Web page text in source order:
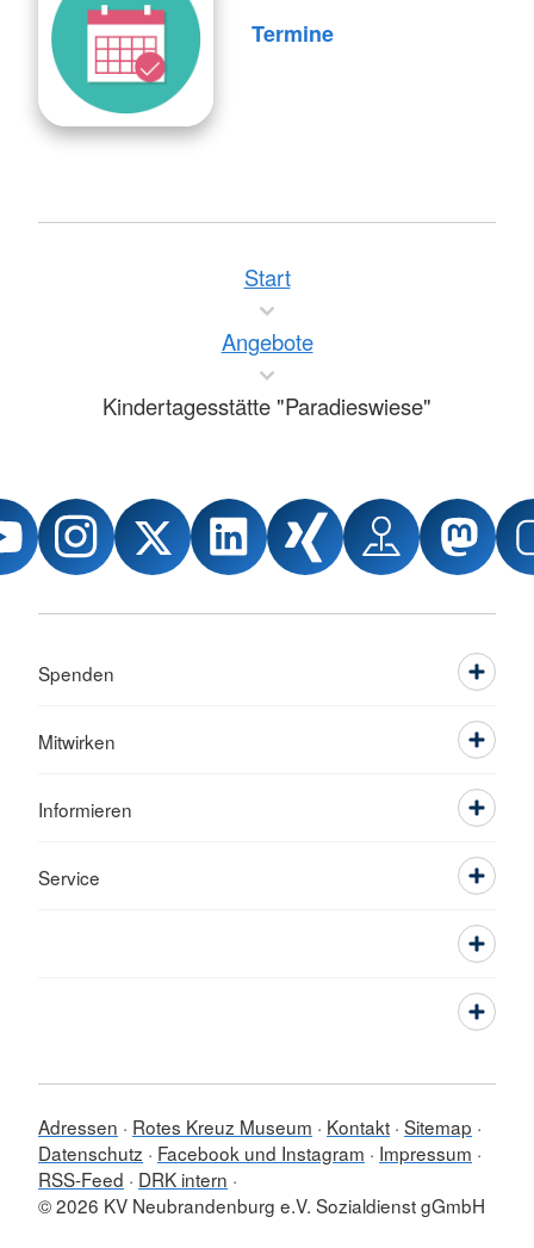
Termine
Start
Angebote
Kindertagesstätte "Paradieswiese"
Spenden
Mitwirken
Informieren
Service
Adressen Rotes Kreuz Museum Kontakt Sitemap
Datenschutz
Facebook und Instagram
Impressum
RSS-Feed
DRK intern
© 2026 KV Neubrandenburg e.V. Sozialdienst gGmbH